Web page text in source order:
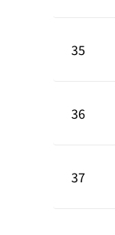
35
36
37